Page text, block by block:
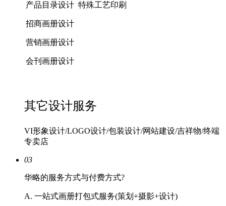
产品目录设计
招商画册设计
营销画册设计
会刊画册设计
特殊工艺印刷
其它设计服务
VI形象设计/LOGO设计/包装设计/网站建设/吉祥物/终端
专卖店
03
华略的服务方式与付费方式?
A. 一站式画册打包式服务(策划+摄影+设计)